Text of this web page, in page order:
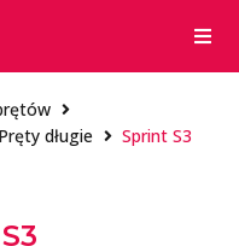
długie
Sprint S3